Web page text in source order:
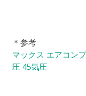
＊参考
マックス エアコン
圧 45気圧